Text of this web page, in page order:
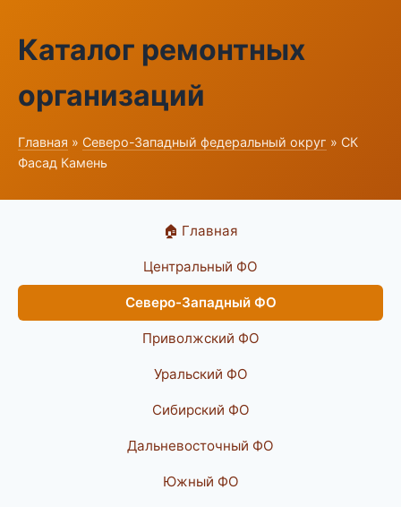
Каталог ремонтных
организаций
Главная » Северо-Западный федеральный округ » СК
Фасад Камень
🏠 Главная
Центральный ФО
Северо-Западный ФО
Приволжский ФО
Уральский ФО
Сибирский ФО
Дальневосточный ФО
Южный ФО